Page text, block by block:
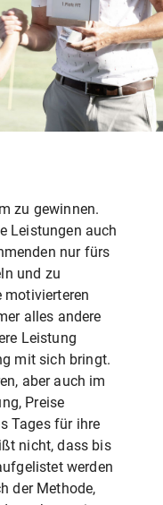
zu gewinnen.
Leistungen auch
nur fürs
und zu
motivierteren
alles andere
Leistung
mit sich bringt.
aber auch im
Preise
Tages für ihre
nicht, dass bis
werden
der Methode,